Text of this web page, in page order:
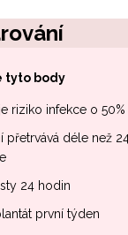
tyto body
riziko infekce o 50%
přetrvává déle než
24 hodin
první týden